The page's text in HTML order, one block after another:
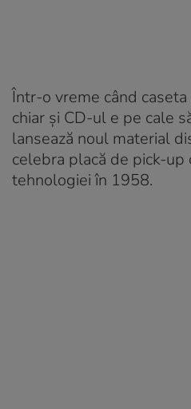
Într-o vreme când
chiar și CD-ul e pe cale
lansează noul material
celebra placă de pick-
tehnologiei în 1958.